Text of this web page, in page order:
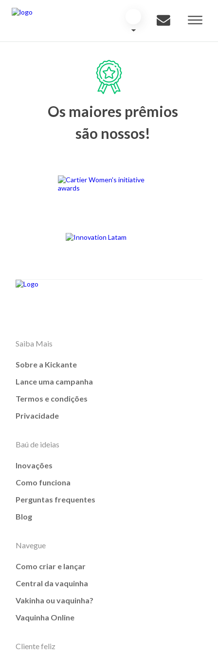
Os maiores prêmios
são nossos!
Saiba Mais
Sobre a Kickante
Lance uma campanha
Termos e condições
Privacidade
Baú de ideias
Inovações
Como funciona
Perguntas frequentes
Blog
Navegue
Como criar e lançar
Central da vaquinha
Vakinha ou vaquinha?
Vaquinha Online
Cliente feliz